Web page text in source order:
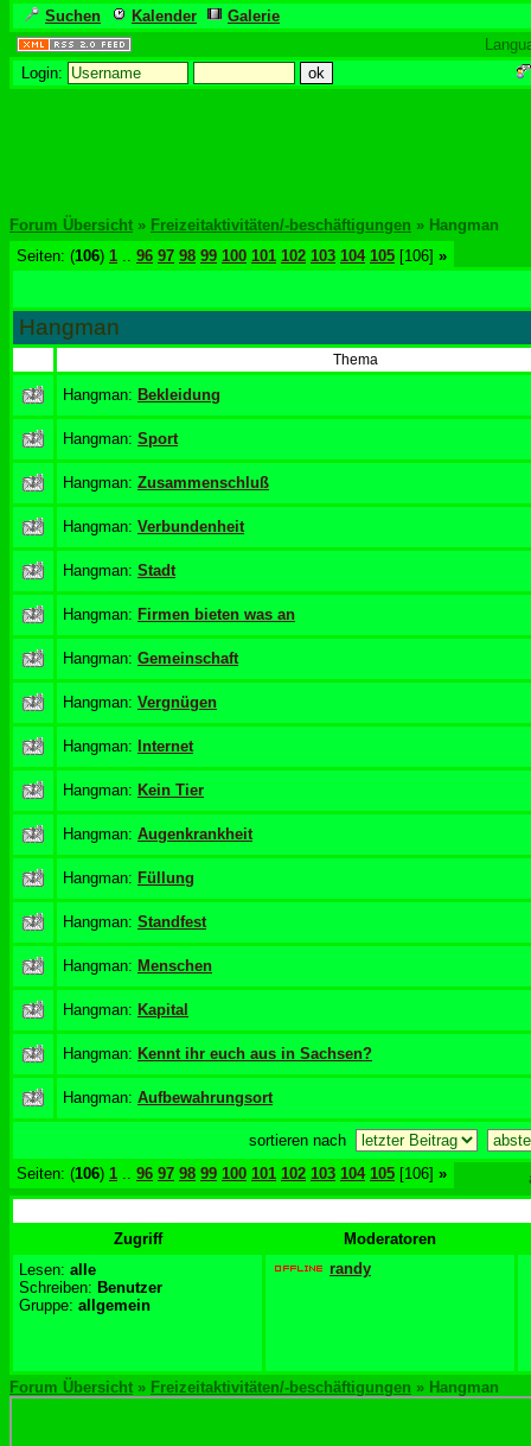
Suchen Kalender
Galerie
Login:
Forum Übersicht » Freizeitaktivitäten/-beschäftigungen » Hangman
Seiten: (106) 1 .. 96 97 98 99 100 101 102 103 104 105 [106] »
Hangman
Thema
Hangman: Bekleidung
Hangman: Sport
Hangman: Zusammenschluß
Hangman: Verbundenheit
Hangman: Stadt
Hangman: Firmen bieten was an
Hangman: Gemeinschaft
Hangman: Vergnügen
Hangman: Internet
Hangman: Kein Tier
Hangman: Augenkrankheit
Hangman: Füllung
Hangman: Standfest
Hangman: Menschen
Hangman: Kapital
Hangman: Kennt ihr euch aus in Sachsen?
Hangman: Aufbewahrungsort
sortieren nach
Seiten: (106) 1 .. 96 97 98 99 100 101 102 103 104 105 [106] »
Zugriff
Moderatoren
Lesen: alle
Schreiben: Benutzer
Gruppe: allgemein
randy
Forum Übersicht » Freizeitaktivitäten/-beschäftigungen » Hangman